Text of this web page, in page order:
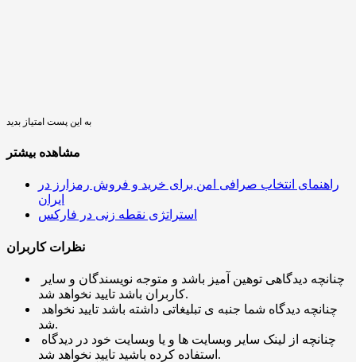
به این پست امتیاز بدید
مشاهده بیشتر
راهنمای انتخاب صرافی امن برای خرید و فروش رمزارز در
ایران
استراتژی نقطه زنی در فارکس
نظرات کاربران
کاربران باشد تایید نخواهد شد.
شد.
استفاده کرده باشید تایید نخواهد شد.